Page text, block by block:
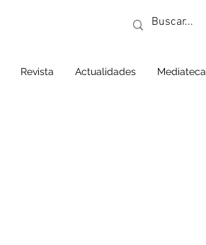
Revista Actualidades Mediateca